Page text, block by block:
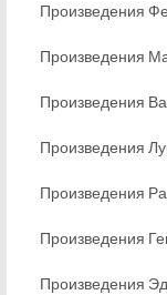
Произведения
Произведения
Произведения
Произведения
Произведения
Произведения
Произведения